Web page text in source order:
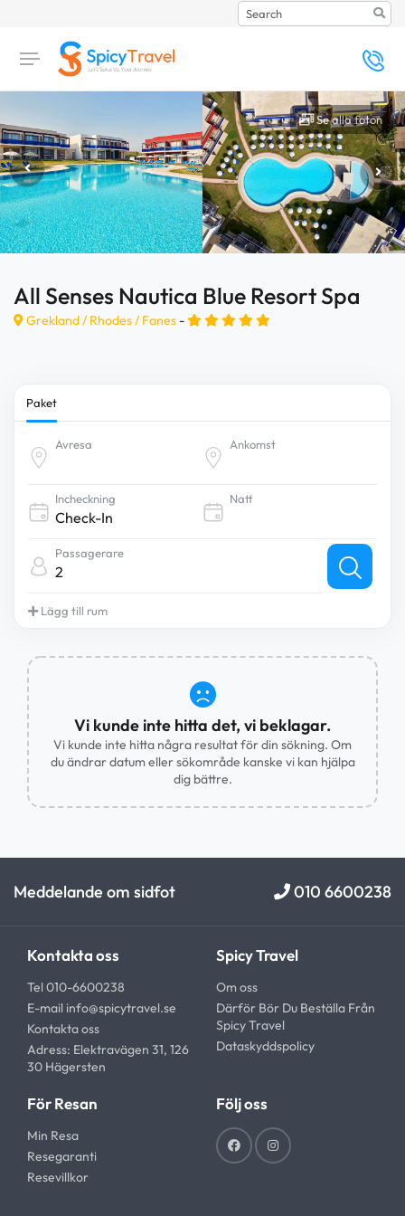
Search
Se alla foton
All Senses Nautica Blue Resort Spa
Grekland / Rhodes/ Fanes -
Paket
Avresa Ankomst
Incheckning Natt
Passagerare
2
Lägg till rum
Vi kunde inte hitta det, vi beklagar.
Vi kunde inte hitta några resultat för din sökning. Om
du ändrar datum eller sökområde kanske vi kan hjälpa
dig bättre.
Meddelande om sidfot 010 6600238
Kontakta oss
Tel 010-6600238
E-mail info@spicytravel.se
Kontakta oss
Adress: Elektravägen 31, 126
30 Hägersten
Spicy Travel
Om oss
Därför Bör Du Beställa Från
Spicy Travel
Dataskyddspolicy
För Resan
Min Resa
Resegaranti
Resevillkor
Följ oss